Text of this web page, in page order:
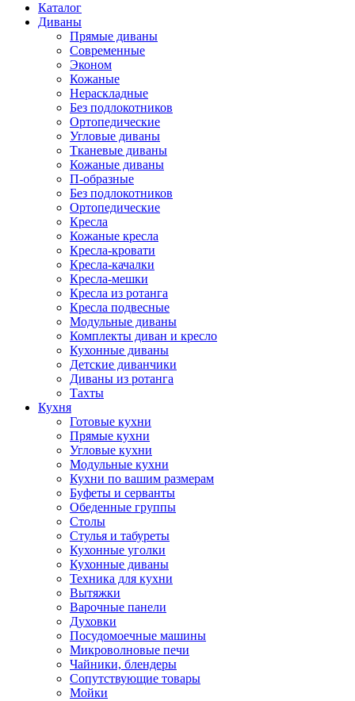
Каталог
Диваны
Прямые диваны
Современные
Эконом
Кожаные
Нераскладные
Без подлокотников
Ортопедические
Угловые диваны
Тканевые диваны
Кожаные диваны
П-образные
Без подлокотников
Ортопедические
Кресла
Кожаные кресла
Кресла-кровати
Кресла-качалки
Кресла-мешки
Кресла из ротанга
Кресла подвесные
Модульные диваны
Комплекты диван и кресло
Кухонные диваны
Детские диванчики
Диваны из ротанга
Тахты
Кухня
Готовые кухни
Прямые кухни
Угловые кухни
Модульные кухни
Кухни по вашим размерам
Буфеты и серванты
Обеденные группы
Столы
Стулья и табуреты
Кухонные уголки
Кухонные диваны
Техника для кухни
Вытяжки
Варочные панели
Духовки
Посудомоечные машины
Микроволновые печи
Чайники, блендеры
Сопутствующие товары
Мойки